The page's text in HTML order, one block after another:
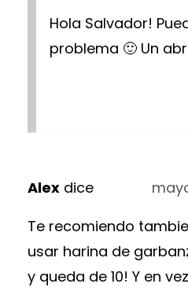
Hola Salvador!
problema 🙂 Un
Alex dice
Te recomiendo
usar harina de
y queda de 10! Y en